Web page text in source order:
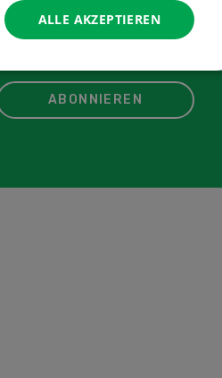
ABONNIEREN
ALLE AKZEPTIEREN